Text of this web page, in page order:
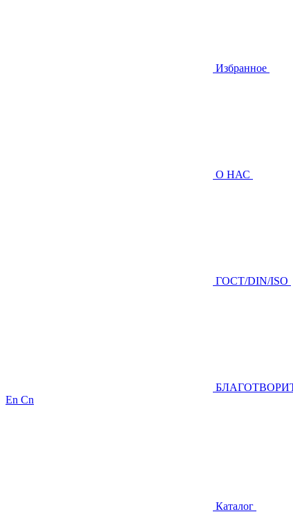
Избранное
О НАС
ГOCТ/DIN/ISO
En Cn
Каталог